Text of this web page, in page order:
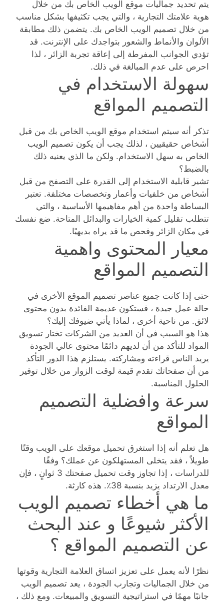
يتم تحديد جماليات موقع الويب الخاص بك من خلال
هوية علامتك التجارية ، والتي يجب تكثيفها بشكل مناسب
من خلال تصميم الويب الخاص بك. يتضمن ذلك مطابقة
الألوان والأنماط والشعور بتواجدك على الإنترنت. قد
تؤدي الجوانب المفرطة إلى إعاقة تجربة الزائر ، لذا
احرص على عدم المبالغة في ذلك.
سهولة الاستخدام في
التصميم المواقع
تذكر أنه سيتم استخدام موقع الويب الخاص بك من قبل
أشخاص حقيقيين ، لذلك يجب أن يكون تصميم الويب
الخاص به سهل الاستخدام. ولكن ما الذي يعنيه ذلك
بالضبط؟
تشير قابلية الاستخدام إلى القدرة على التصفح من قبل
أشخاص من خلفيات وأعمار وتخصصات مختلفة. تعتبر
البساطة واحدة من أهم مفاهيمها الأساسية ، والتي
تتطلب تقليل كمية الخيارات والبدائل المتاحة. ضع نفسك
في مكان الزائر وفحص ما قد يراه بديهيًا.
معيار المحتوى واهمية
التصميم المواقع
حتى إذا كانت جميع عناصر تصميم الموقع الأخرى في
حالة عمل جيدة ، فستكون عديمة الفائدة بدون محتوى
لائق. من ناحية أخرى ، لماذا يأتي ضيوفك إليك؟
هذا هو السبب في أن العديد من الشركات تختار تسويق
المواد للتأكد من أن لديهم دائمًا محتوى عالي الجودة
يريد الناس قراءته ومشاركته. يستلزم هذا الدور التأكد
من أن صفحاتك تقدم قيمة لوقت الزوار من خلال توفير
الحلول المناسبة.
سرعة وافضلية التصميم
المواقع
هل تعلم أنه إذا استغرق تحميل موقعك على الويب وقتًا
طويلاً ، فقد يتخلى المستهلكون عن عملك؟ وفقًا
للدراسات ، إذا تجاوز وقت تحميل صفحتك 3 ثوانٍ ، فإن
معدل الارتداد يزيد بنسبة 38٪. هذه كارثة.
ما هي أخطاء تصميم الويب
الأكثر شيوعًا و عند البحث
عن التصميم المواقع ؟
نظرًا لأنه يعمل على تعزيز اتساق العلامة التجارية وقوتها
من خلال الجماليات وتجارب الجودة ، يعد تصميم الويب
جانبًا مهمًا في استراتيجية التسويق والمبيعات. ومع ذلك ،